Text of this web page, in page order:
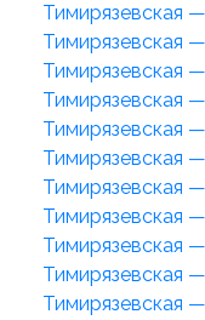
Тимирязевская
Тимирязевская
Тимирязевская
Тимирязевская
Тимирязевская
Тимирязевская
Тимирязевская
Тимирязевская
Тимирязевская
Тимирязевская
Тимирязевская